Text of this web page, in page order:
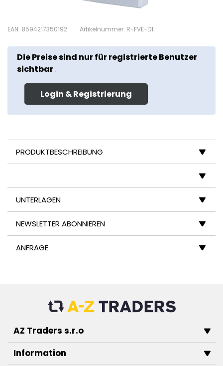
EAN: 8594217350192 Artikelnummer: R-FVE-D1
Die Preise sind nur für registrierte Benutzer
sichtbar.
Login & Registrierung
PRODUKTBESCHREIBUNG
UNTERLAGEN
NEWSLETTER ABONNIEREN
ANFRAGE
AZ Traders s.r.o
Information